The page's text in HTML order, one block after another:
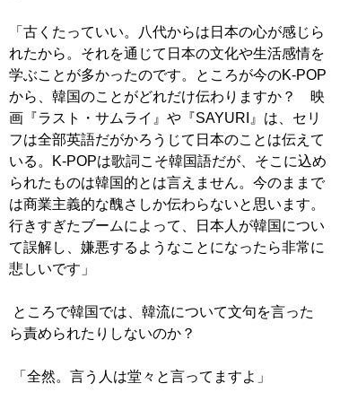
「古くたっていい。八代からは日本の心が感じら
れたから。それを通じて日本の文化や生活感情を
学ぶことが多かったのです。ところが今のK-POP
から、韓国のことがどれだけ伝わりますか？ 映
画『ラスト・サムライ』や『SAYURI』は、セリ
フは全部英語だがかろうじて日本のことは伝えて
いる。K-POPは歌詞こそ韓国語だが、そこに込め
られたものは韓国的とは言えません。今のままで
は商業主義的な醜さしか伝わらないと思います。
行きすぎたブームによって、日本人が韓国につい
て誤解し、嫌悪するようなことになったら非常に
悲しいです」
ところで韓国では、韓流について文句を言った
ら責められたりしないのか？
「全然。言う人は堂々と言ってますよ」